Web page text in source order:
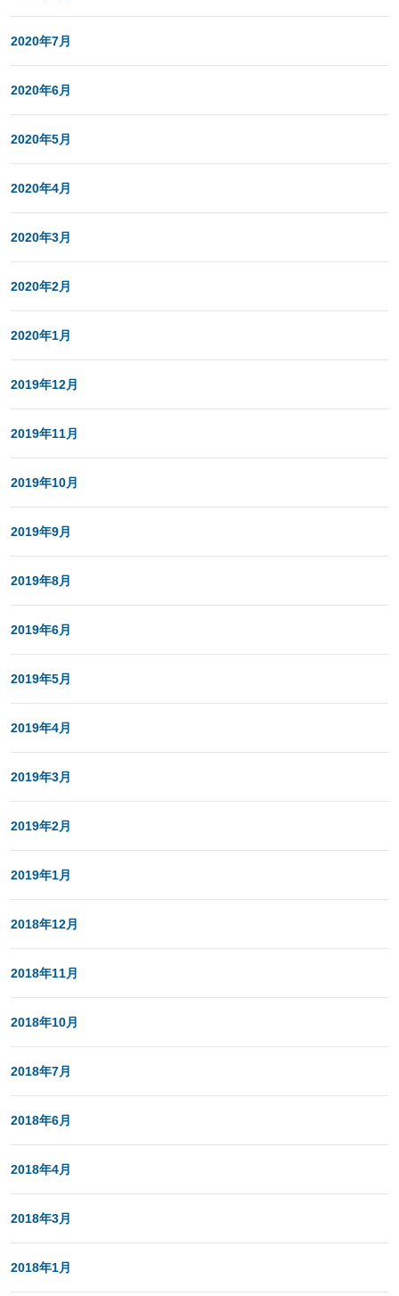
2020年7月
2020年6月
2020年5月
2020年4月
2020年3月
2020年2月
2020年1月
2019年12月
2019年11月
2019年10月
2019年9月
2019年8月
2019年6月
2019年5月
2019年4月
2019年3月
2019年2月
2019年1月
2018年12月
2018年11月
2018年10月
2018年7月
2018年6月
2018年4月
2018年3月
2018年1月